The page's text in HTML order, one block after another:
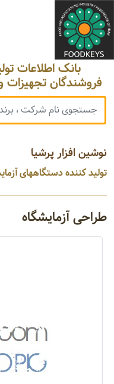
بانک اطلاعات
فروشندگان تجهیزات
نوشین افزار پرشیا
تولید کننده دستگاههای آزمایشگاهی صنایع نوشیدنی و پریفرم ...
طراحی آزمایشگاه